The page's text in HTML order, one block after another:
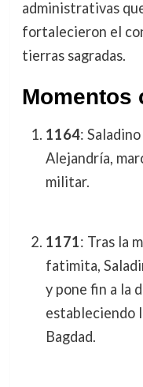
administrativas
fortalecieron el
tierras sagradas.
Momentos
1164:
Alejandría,
militar.
1171: Tras la
fatimita,
y pone fin a la
estableciendo
Bagdad.